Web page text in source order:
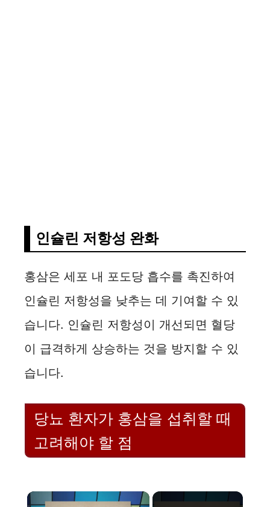
인슐린 저항성 완화
홍삼은 세포 내 포도당 흡수를 촉진하여
인슐린 저항성을 낮추는 데 기여할 수 있
습니다. 인슐린 저항성이 개선되면 혈당
이 급격하게 상승하는 것을 방지할 수 있
습니다.
당뇨 환자가 홍삼을 섭취할 때
고려해야 할 점
×